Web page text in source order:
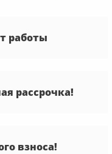
работы
рассрочка!
взноса!